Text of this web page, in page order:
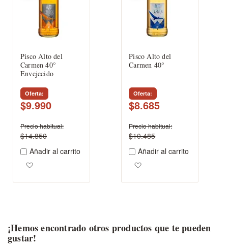
Pisco Alto del
Carmen 40°
Envejecido
Oferta
$9.990
Precio habitual
$14.850
Añadir al carrito
Pisco Alto del
Carmen 40°
Oferta
$8.685
Precio habitual
$10.485
Añadir al carrito
¡Hemos encontrado otros productos que te pueden
gustar!